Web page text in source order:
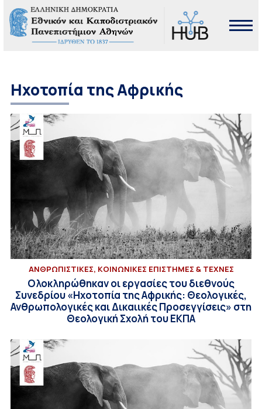
Ηχοτοπία της Αφρικής
ΑΝΘΡΩΠΙΣΤΙΚΕΣ, ΚΟΙΝΩΝΙΚΕΣ ΕΠΙΣΤΗΜΕΣ & ΤΕΧΝΕΣ
Ολοκληρώθηκαν οι εργασίες του διεθνούς
Συνεδρίου «Ηχοτοπία της Αφρικής: Θεολογικές,
Ανθρωπολογικές και Δικαιικές Προσεγγίσεις» στη
Θεολογική Σχολή του ΕΚΠΑ